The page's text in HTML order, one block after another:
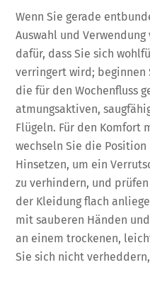
Wenn Sie gerade
Auswahl und
dafür, dass Sie sich
verringert wird; beginnen
die für den Wochenfluss
atmungsaktiven,
Flügeln. Für den Komfort
wechseln Sie die
Hinsetzen, um ein
zu verhindern, und
der Kleidung flach
mit sauberen Händen
an einem trockenen,
Sie sich nicht